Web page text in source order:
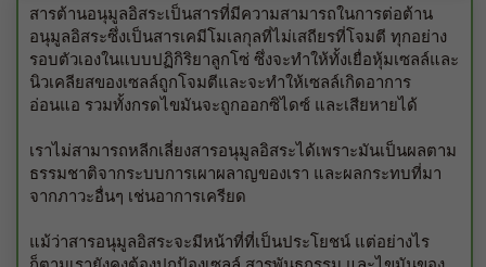
สารต้านอนุมูลอิสระเป็นสารที่มีความสามารถในการต่อต้าน
อนุมูลอิสระซึ่งเป็นสารเคมีโมเลกุลที่ไม่เสถียรที่โจมตี ทุกอย่าง
รอบตัวเองในแบบปฏิกิริยาลูกโซ่ ซึ่งจะทําให้ทั้งเยื่อหุ้มเซลล์และ
นิวเคลียสของเซลล์ถูกโจมตีและจะทําให้เซลล์เกิดอาการ
อ่อนแอ รวมทั้งกรดไขมันจะถูกออกซิไดซ์ และเสียหายได้
เราไม่สามารถหลีกเลี่ยงสารอนุมูลอิสระได้เพราะมันเป็นผลตาม
ธรรมชาติจากระบบการเผาผลาญของเรา และผลกระทบที่มา
จากภาวะอื่นๆ เช่นอาการเครียด
แม้ว่าสารอนุมูลอิสระจะมีหน้าที่ที่เป็นประโยชน์ แต่อย่างไร